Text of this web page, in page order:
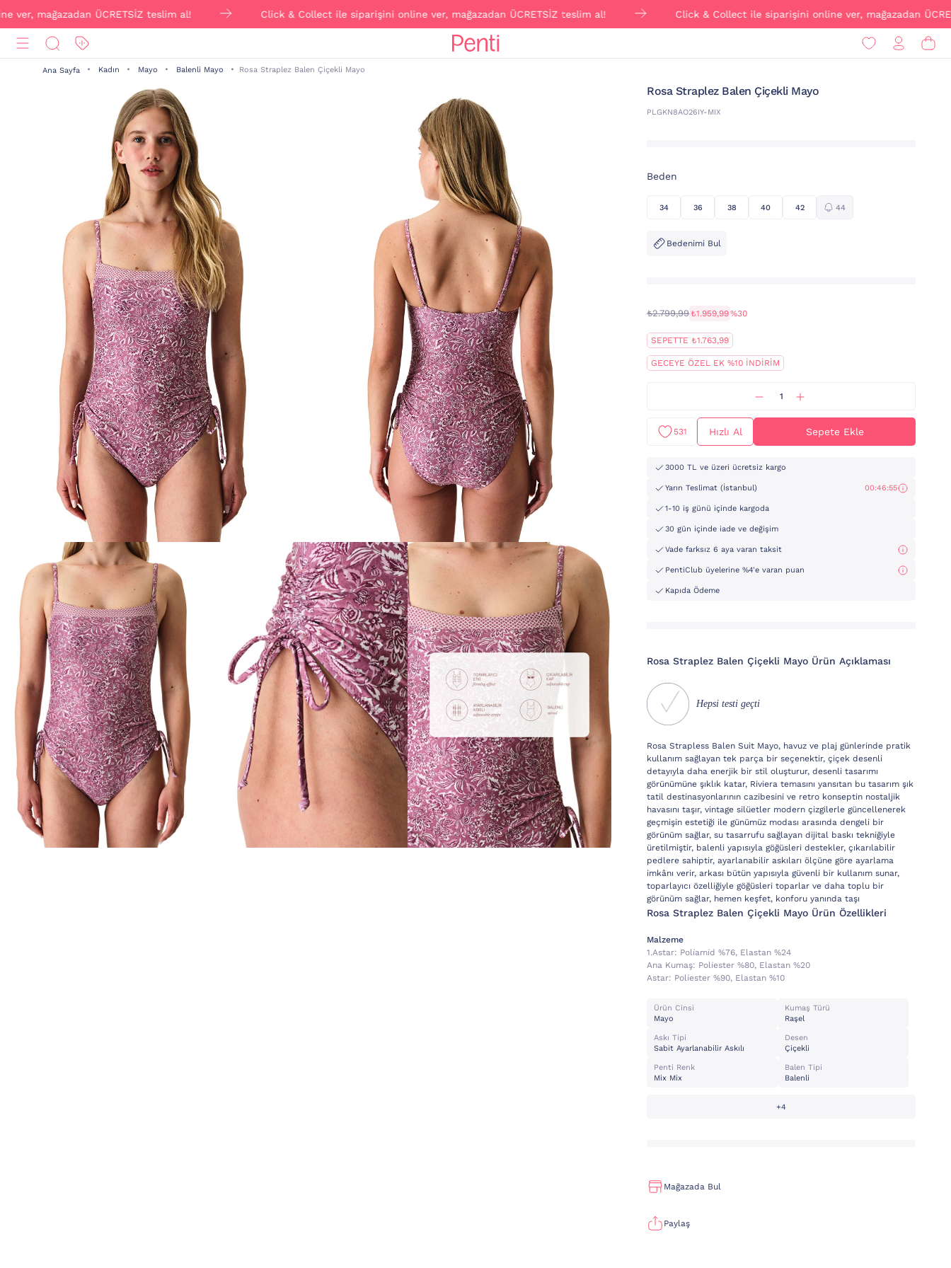
ÜCRETSİZ teslim al! Click & Collect ile siparişini online ver, mağazadan ÜCRETSİZ teslim al! Click & Collect ile siparişini online ver, mağazadan ÜCRETSİZ
Ana Sayfa Kadın Mayo Balenli Mayo Rosa Straplez Balen Çiçekli Mayo
Rosa Straplez Balen Çiçekli Mayo
PLGKN8AO26IY-MIX
Beden
34 36 38 40 42 44
Bedenimi Bul
₺2.799,99 ₺1.959,99%30
SEPETTE ₺1.763,99
GECEYE ÖZEL EK %10 İNDİRİM
531 Hızlı Al Sepete Ekle
3000 TL ve üzeri ücretsiz kargo
Yarın Teslimat (İstanbul) 00:46:53
1-10 iş günü içinde kargoda
30 gün içinde iade ve değişim
Vade farksız 6 aya varan taksit
PentiClub üyelerine %4'e varan puan
Kapıda Ödeme
Rosa Straplez Balen Çiçekli Mayo Ürün Açıklaması
Hepsi testi geçti
Rosa Strapless Balen Suit Mayo, havuz ve plaj günlerinde pratik
kullanım sağlayan tek parça bir seçenektir, çiçek desenli
detayıyla daha enerjik bir stil oluşturur, desenli tasarımı
görünümüne şıklık katar, Riviera temasını yansıtan bu tasarım şık
tatil destinasyonlarının cazibesini ve retro konseptin nostaljik
havasını taşır, vintage silüetler modern çizgilerle güncellenerek
geçmişin estetiği ile günümüz modası arasında dengeli bir
görünüm sağlar, su tasarrufu sağlayan dijital baskı tekniğiyle
üretilmiştir, balenli yapısıyla göğüsleri destekler, çıkarılabilir
pedlere sahiptir, ayarlanabilir askıları ölçüne göre ayarlama
imkânı verir, arkası bütün yapısıyla güvenli bir kullanım sunar,
toparlayıcı özelliğiyle göğüsleri toparlar ve daha toplu bir
görünüm sağlar, hemen keşfet, konforu yanında taşı
Rosa Straplez Balen Çiçekli Mayo Ürün Özellikleri
Malzeme
1.astar: Poli̇ami̇d %76, Elastan %24
Ana Kumaş: Poli̇ester %80, Elastan %20
Astar: Poli̇ester %90, Elastan %10
Ürün Cinsi
Mayo
Kumaş Türü
Raşel
Askı Tipi
Sabit Ayarlanabilir Askılı
Desen
Çiçekli
Penti Renk
Mix Mix
Balen Tipi
Balenli
+4
Mağazada Bul
Paylaş